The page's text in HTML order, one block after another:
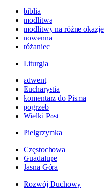
biblia
modlitwa
modlitwy na różne okazje
nowenna
różaniec
Liturgia
adwent
Eucharystia
komentarz do Pisma
pogrzeb
Wielki Post
Pielgrzymka
Częstochowa
Guadalupe
Jasna Góra
Rozwój Duchowy